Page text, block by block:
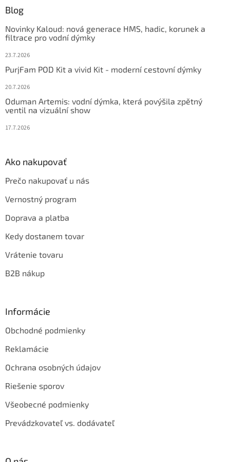
Blog
Novinky Kaloud: nová generace HMS, hadic, korunek a
filtrace pro vodní dýmky
23.7.2026
PurjFam POD Kit a vivid Kit - moderní cestovní dýmky
20.7.2026
Oduman Artemis: vodní dýmka, která povýšila zpětný
ventil na vizuální show
17.7.2026
Ako nakupovať
Prečo nakupovať u nás
Vernostný program
Doprava a platba
Kedy dostanem tovar
Vrátenie tovaru
B2B nákup
Informácie
Obchodné podmienky
Reklamácie
Ochrana osobných údajov
Riešenie sporov
Všeobecné podmienky
Prevádzkovateľ vs. dodávateľ